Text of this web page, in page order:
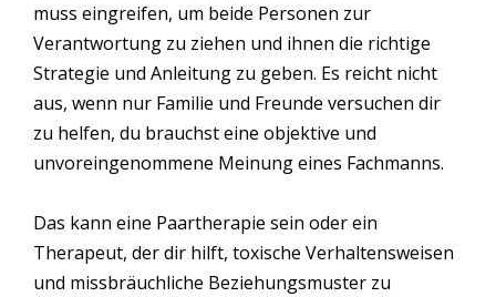
muss eingreifen, um beide Personen zur
Verantwortung zu ziehen und ihnen die richtige
Strategie und Anleitung zu geben. Es reicht nicht
aus, wenn nur Familie und Freunde versuchen dir
zu helfen, du brauchst eine objektive und
unvoreingenommene Meinung eines Fachmanns.
Das kann eine Paartherapie sein oder ein
Therapeut, der dir hilft, toxische Verhaltensweisen
und missbräuchliche Beziehungsmuster zu